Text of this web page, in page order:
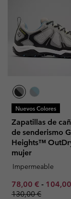
Nuevos Colores
Zapatillas de
de senderismo
Heights™
mujer
Impermeable
Minimum sale
78,00 € -
130,00 €